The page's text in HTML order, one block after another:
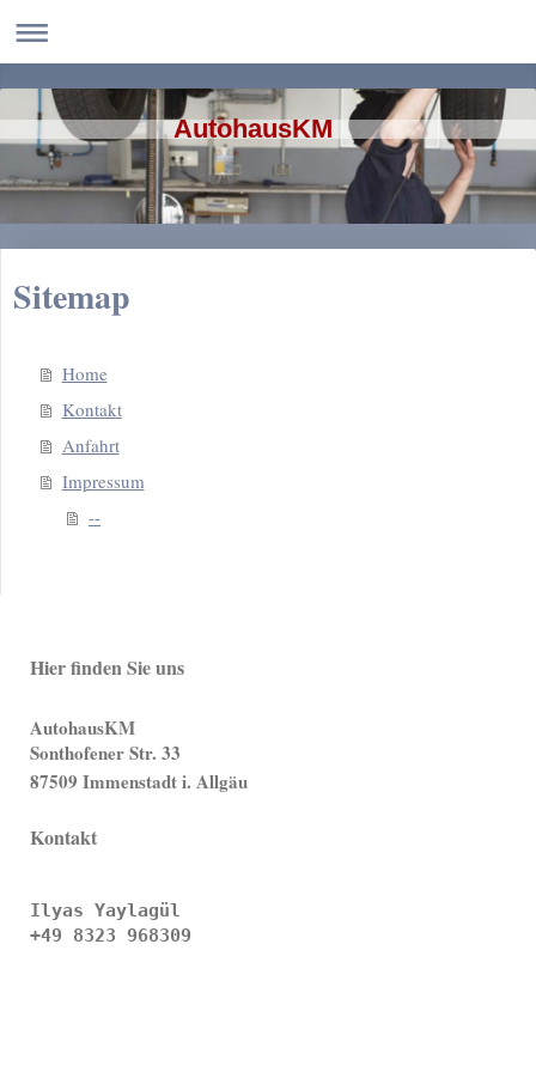
AutohausKM
Sitemap
Home
Kontakt
Anfahrt
Impressum
--
Hier finden Sie uns
AutohausKM
Sonthofener Str. 33
87509 Immenstadt i. Allgäu
Kontakt
Ilyas Yaylagül
+49 8323 968309